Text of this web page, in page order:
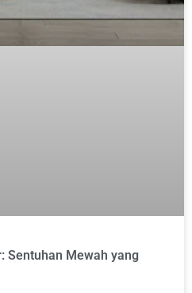
Sentuhan Mewah yang